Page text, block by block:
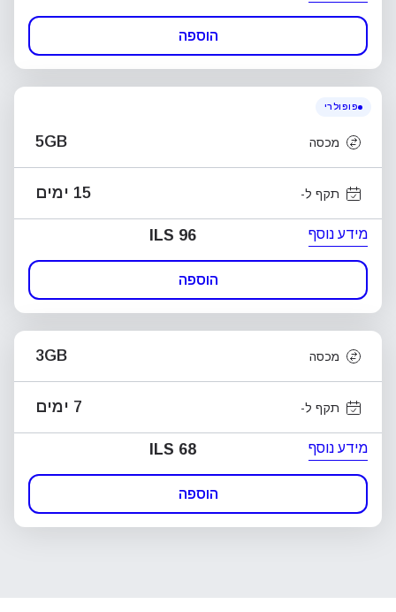
הוספה
פופולרי
מכסה 5GB
תקף ל- 15 ימים
מידע נוסף ILS 96
הוספה
מכסה 3GB
תקף ל- 7 ימים
מידע נוסף ILS 68
הוספה